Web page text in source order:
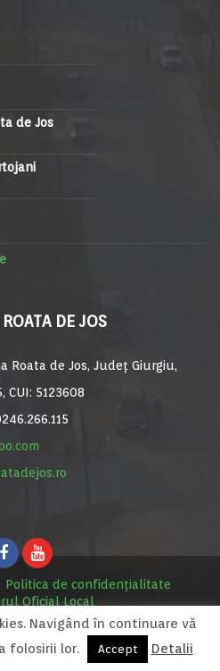
de Jos
DE JOS
Roata de Jos, Județ Giurgiu,
CUI: 5123608
Politica de confidențialitate
Oficial Local
Site realizat de MediaDigi.ro
Navigând în continuare vă
folosirii lor.
Accept Detalii